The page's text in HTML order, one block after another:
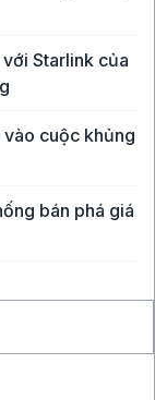
Starlink của
vào cuộc khủng
bán phá giá